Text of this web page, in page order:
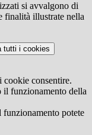
si avvalgono di
finalità illustrate nella
tutti i cookies
cookie consentire.
il funzionamento della
funzionamento potete